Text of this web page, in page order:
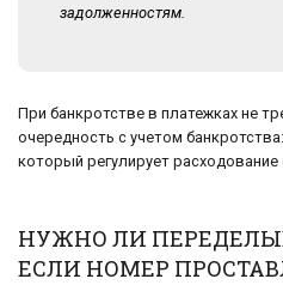
задолженностям.
При банкротстве в платежках не
очередность с учетом
который регулирует
НУЖНО ЛИ
ЕСЛИ НОМЕР